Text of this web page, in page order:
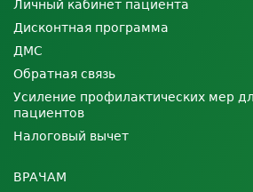
Личный кабинет пациента
Дисконтная программа
ДМС
Обратная связь
Усиление профилактических мер
пациентов
Налоговый вычет
ВРАЧАМ